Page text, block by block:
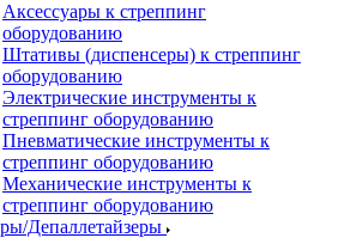
Аксессуары к стреппинг
оборудованию
Штативы (диспенсеры) к стреппинг
оборудованию
Электрические инструменты к
стреппинг оборудованию
Пневматические инструменты к
стреппинг оборудованию
Механические инструменты к
стреппинг оборудованию
Депаллетайзеры